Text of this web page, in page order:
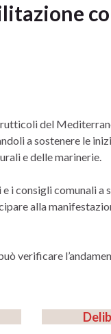
del
a sostenere le
e delle marinerie.
i consigli comunali a
alla
verificare